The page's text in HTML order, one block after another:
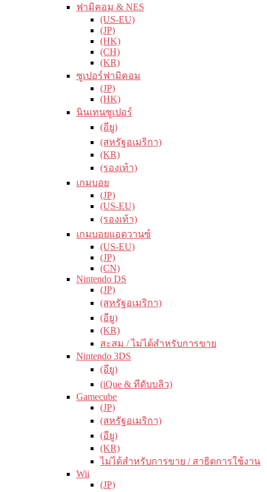
ฟามิคอม & NES
(US-EU)
(JP)
(HK)
(CH)
(KR)
ซูเปอร์ฟามิคอม
(JP)
(HK)
นินเทนซูเปอร์
(อียู)
(สหรัฐอเมริกา)
(KR)
(รองเท้า)
เกมบอย
(JP)
(US-EU)
(รองเท้า)
เกมบอยแอดวานซ์
(US-EU)
(JP)
(CN)
Nintendo DS
(JP)
(สหรัฐอเมริกา)
(อียู)
(KR)
สะสม / ไม่ได้สำหรับการขาย
Nintendo 3DS
(อียู)
(iQue & ทีดับบลิว)
Gamecube
(JP)
(สหรัฐอเมริกา)
(อียู)
(KR)
ไม่ได้สำหรับการขาย / สาธิตการใช้งาน
Wii
(JP)